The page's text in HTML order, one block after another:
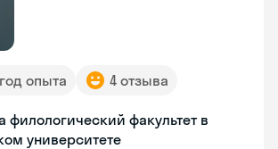
опыта 4 отзыва
филологический факультет в
университете